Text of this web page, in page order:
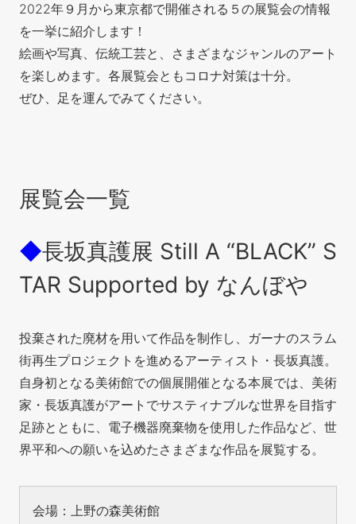
2022年９月から東京都で開催される５の展覧会の情報
を一挙に紹介します！
絵画や写真、伝統工芸と、さまざまなジャンルのアート
を楽しめます。各展覧会ともコロナ対策は十分。
ぜひ、足を運んでみてください。
展覧会一覧
◆長坂真護展 Still A “BLACK” S
TAR Supported by なんぼや
投棄された廃材を用いて作品を制作し、ガーナのスラム
街再生プロジェクトを進めるアーティスト・長坂真護。
自身初となる美術館での個展開催となる本展では、美術
家・長坂真護がアートでサスティナブルな世界を目指す
足跡と ともに、電子機器廃棄物を使用した作品など、世
界平和への願いを込めたさまざまな作品を展覧する。
会場：上野の森美術館